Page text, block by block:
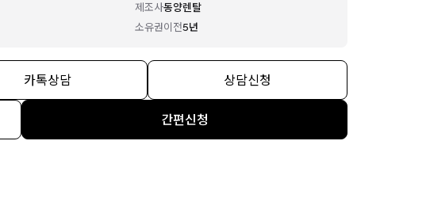
제조사동양렌탈
소유권이전5년
카톡상담 상담신청
간편신청